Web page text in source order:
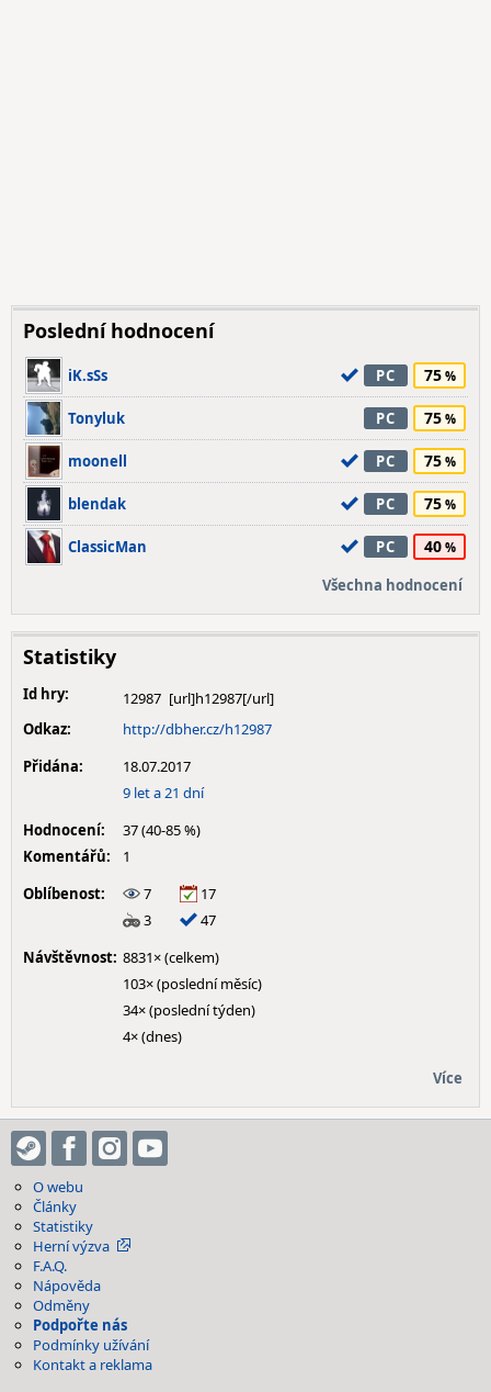
Poslední hodnocení
iK.sSs PC 75
Tonyluk PC 75
moonell PC 75
blendak PC 75
ClassicMan PC 40
Všechna hodnocení
Statistiky
Id hry:
12987
Odkaz:
http://dbher.cz/h12987
Přidána:
18.07.2017
9 let a 21 dní
Hodnocení:
37 (40-85 %)
Komentářů:
1
Oblíbenost:
7
17
3
47
Návštěvnost: 8831× (celkem)
103× (poslední měsíc)
34× (poslední týden)
4× (dnes)
Více
O webu
Články
Statistiky
Herní výzva
F.A.Q.
Nápověda
Odměny
Podpořte nás
Podmínky užívání
Kontakt a reklama